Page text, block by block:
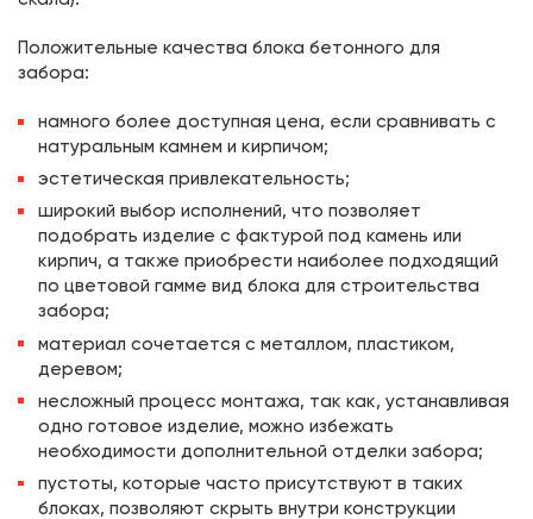
Положительные качества блока бетонного для
забора:
намного более доступная цена, если сравнивать с
натуральным камнем и кирпичом;
эстетическая привлекательность;
широкий выбор исполнений, что позволяет
подобрать изделие с фактурой под камень или
кирпич, а также приобрести наиболее подходящий
по цветовой гамме вид блока для строительства
забора;
материал сочетается с металлом, пластиком,
деревом;
несложный процесс монтажа, так как, устанавливая
одно готовое изделие, можно избежать
необходимости дополнительной отделки забора;
пустоты, которые часто присутствуют в таких
блоках, позволяют скрыть внутри конструкции